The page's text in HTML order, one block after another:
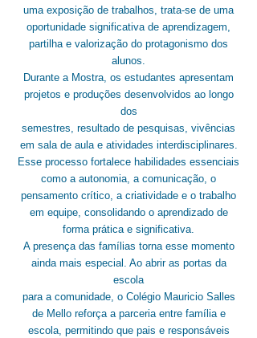
uma exposição de trabalhos, trata-se de uma
oportunidade significativa de aprendizagem,
partilha e valorização do protagonismo dos
alunos.
Durante a Mostra, os estudantes apresentam
projetos e produções desenvolvidos ao longo
dos
semestres, resultado de pesquisas, vivências
em sala de aula e atividades interdisciplinares.
Esse processo fortalece habilidades essenciais
como a autonomia, a comunicação, o
pensamento crítico, a criatividade e o trabalho
em equipe, consolidando o aprendizado de
forma prática e significativa.
A presença das famílias torna esse momento
ainda mais especial. Ao abrir as portas da
escola
para a comunidade, o Colégio Mauricio Salles
de Mello reforça a parceria entre família e
escola, permitindo que pais e responsáveis